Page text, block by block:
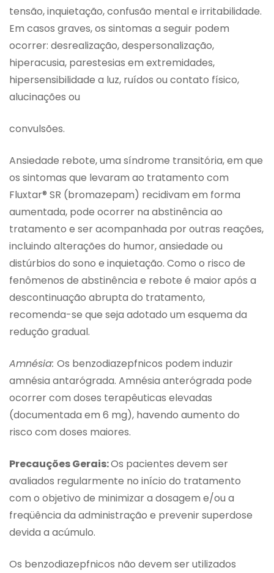
tensão, inquietação, confusão mental e irritabilidade.
Em casos graves, os sintomas a seguir podem
ocorrer: desrealização, despersonalização,
hiperacusia, parestesias em extremidades,
hipersensibilidade a luz, ruídos ou contato físico,
alucinações ou
convulsões.
Ansiedade rebote, uma síndrome transitória, em que
os sintomas que levaram ao tratamento com
Fluxtar® SR (bromazepam) recidivam em forma
aumentada, pode ocorrer na abstinência ao
tratamento e ser acompanhada por outras reações,
incluindo alterações do humor, ansiedade ou
distúrbios do sono e inquietação. Como o risco de
fenômenos de abstinência e rebote é maior após a
descontinuação abrupta do tratamento,
recomenda-se que seja adotado um esquema da
redução gradual.
Amnésia: Os benzodiazepfnicos podem induzir
amnésia antarógrada. Amnésia anterógrada pode
ocorrer com doses terapêuticas elevadas
(documentada em 6 mg), havendo aumento do
risco com doses maiores.
Precauções Gerais:Os pacientes devem ser
avaliados regularmente no início do tratamento
com o objetivo de minimizar a dosagem e/ou a
freqüência da administração e prevenir superdose
devida a acúmulo.
Os benzodiazepfnicos não devem ser utilizados